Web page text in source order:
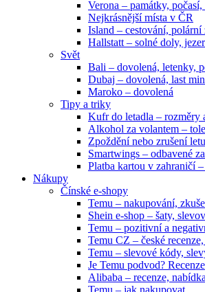
Verona – památky, počasí,
Nejkrásnější místa v ČR
Island – cestování, polární
Hallstatt – solné doly,
Svět
Bali – dovolená, letenky,
Dubaj – dovolená, last
Maroko – dovolená
Tipy a triky
Kufr do letadla – rozměry
Alkohol za volantem –
Zpoždění nebo zrušení
Smartwings – odbavené
Platba kartou v zahraničí
Nákupy
Čínské e-shopy
Temu – nakupování,
Shein e-shop – šaty,
Temu – pozitivní a
Temu CZ – české
Temu – slevové kódy,
Je Temu podvod? Recenze
Alibaba – recenze,